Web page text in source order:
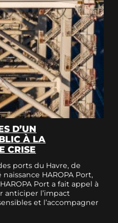
D’UN
À LA
CRISE
ports du Havre, de
HAROPA Port,
Port a fait appel à
anticiper l’impact
et l’accompagner